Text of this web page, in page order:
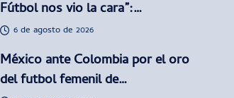
Fútbol nos vio la cara”:…
6 de agosto de 2026
México ante Colombia por el oro
del futbol femenil de…